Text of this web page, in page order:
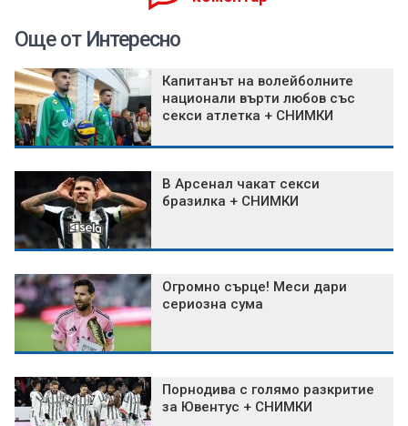
Още от Интересно
Капитанът на волейболните
национали върти любов със
секси атлетка + СНИМКИ
В Арсенал чакат секси
бразилка + СНИМКИ
Огромно сърце! Меси дари
сериозна сума
Порнодива с голямо разкритие
за Ювентус + СНИМКИ